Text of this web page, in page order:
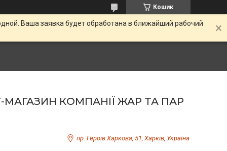
Кошик
Ваша заявка будет обработана в ближайший рабочий
МАГАЗИН КОМПАНІЇ ЖАР ТА ПАР
пр. Героїв Харкова, 51, Харків, Україна